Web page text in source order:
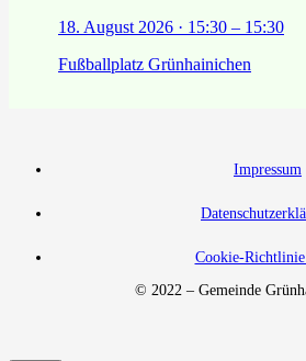
18. August 2026 · 15:30 – 15:30
Fußballplatz Grünhainichen
Impressum
Cookie-
© 2022 – Gemeinde